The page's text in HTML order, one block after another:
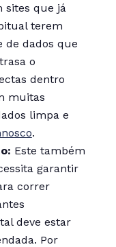
sites que já
terem
de dados que
o
dentro
muitas
limpa e
.
Este também
garantir
correr
deve estar
Por